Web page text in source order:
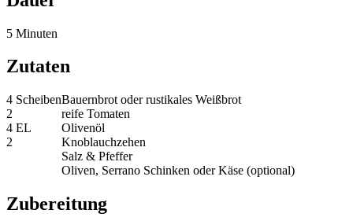
5 Minuten
Zutaten
4 ScheibenBauernbrot oder rustikales Weißbrot
2
reife Tomaten
4 EL
Olivenöl
2
Knoblauchzehen
Salz & Pfeffer
Oliven, Serrano Schinken oder Käse (optional)
Zubereitung